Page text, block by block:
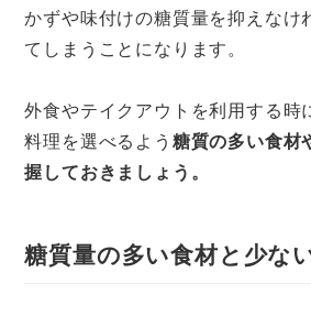
かずや味付けの糖質量を抑えなけ
てしまうことになります。
外食やテイクアウトを利用する時
料理を選べるよう 糖質の多い食材
握しておきましょう。
糖質量の多い食材と少な